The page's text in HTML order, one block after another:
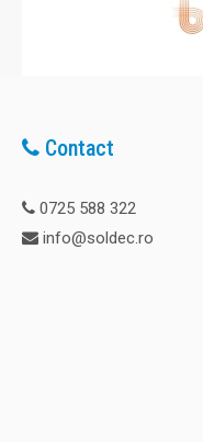
Contact
0725 588 322
info@soldec.ro